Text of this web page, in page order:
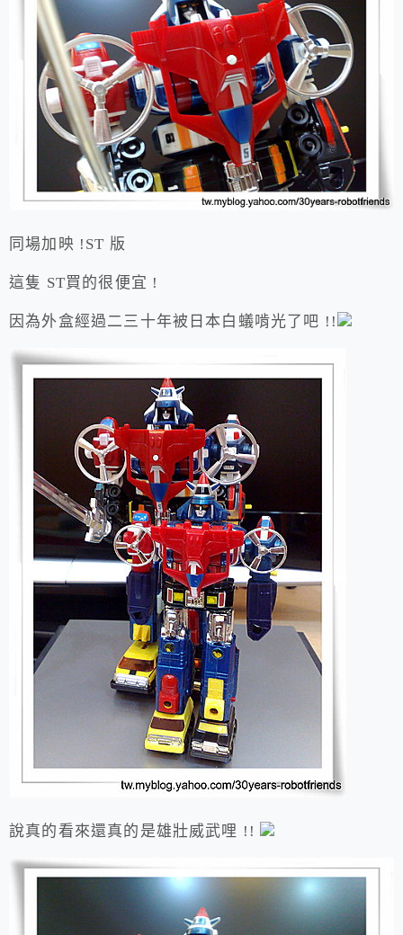
同場加映 !ST 版
這隻 ST買的很便宜 !
因為外盒經過二三十年被日本白蟻啃光了吧 !!
說真的看來還真的是雄壯威武哩 !!